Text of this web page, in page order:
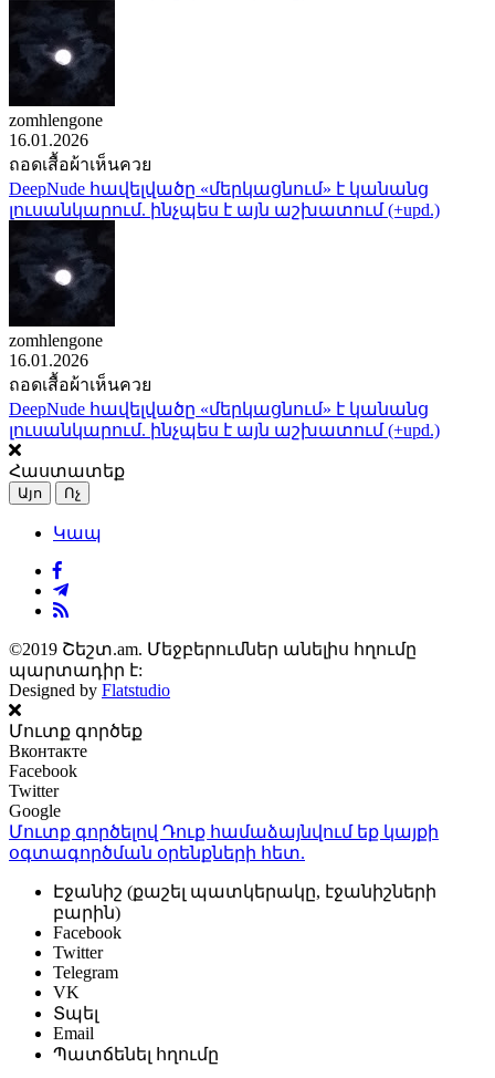
zomhlengone
16.01.2026
ถอดเสื้อผ้าเห็นควย
DeepNude հավելվածը «մերկացնում» է կանանց
լուսանկարում. ինչպես է այն աշխատում (+upd.)
zomhlengone
16.01.2026
ถอดเสื้อผ้าเห็นควย
DeepNude հավելվածը «մերկացնում» է կանանց
լուսանկարում. ինչպես է այն աշխատում (+upd.)
Հաստատեք
Այո Ոչ
Կապ
©2019 Շեշտ.am. Մեջբերումներ անելիս հղումը
պարտադիր է:
Designed by Flatstudio
Մուտք գործեք
Вконтакте
Facebook
Twitter
Google
Մուտք գործելով Դուք համաձայնվում եք կայքի
օգտագործման օրենքների հետ.
Էջանիշ (քաշել պատկերակը, էջանիշների
բարին)
Facebook
Twitter
Telegram
VK
Տպել
Email
Պատճենել հղումը